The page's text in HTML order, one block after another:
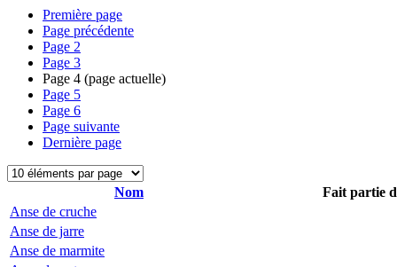
Première page
Page précédente
Page 2
Page 3
Page 4 (page actuelle)
Page 5
Page 6
Page suivante
Dernière page
Nom
Fait partie
Anse de cruche
Anse de jarre
Anse de marmite